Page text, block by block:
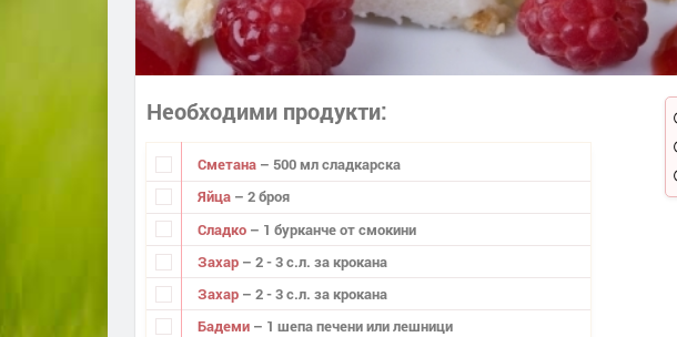
Необходими продукти
Сметана – 500 мл сладкарска
Яйца – 2 броя
Сладко – 1 бурканче от смокини
Захар – 2 - 3 с.л. за крокана
Захар – 2 - 3 с.л. за крокана
Бадеми – 1 шепа печени или лешници